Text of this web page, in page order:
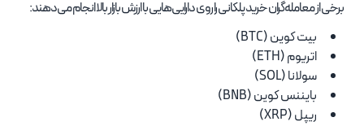
برخی از معامله‌گران خرید پلکانی را روی دارایی‌هایی با ارزش بازار بالا انجام می‌دهند:
بیت کوین (BTC)
اتریوم (ETH)
سولانا (SOL)
بایننس کوین (BNB)
ریپل (XRP)